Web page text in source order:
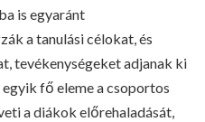
is egyaránt
a tanulási célokat, és
tevékenységeket adjanak ki
fő eleme a csoportos
a diákok előrehaladását,